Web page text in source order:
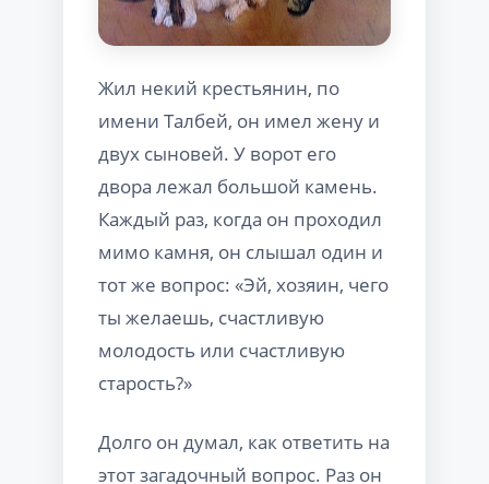
Жил некий крестьянин, по
имени Талбей, он имел жену и
двух сыновей. У ворот его
двора лежал большой камень.
Каждый раз, когда он проходил
мимо камня, он слышал один и
тот же вопрос: «Эй, хозяин, чего
ты желаешь, счастливую
молодость или счастливую
старость?»
Долго он думал, как ответить на
этот загадочный вопрос. Раз он